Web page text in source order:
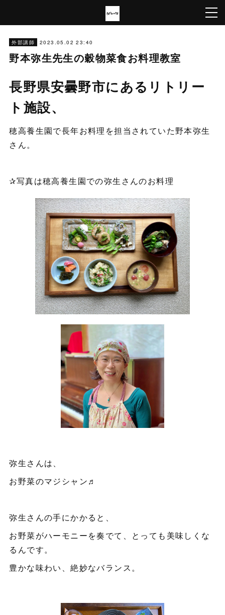
外部講師 2023.05.02 23:40
野本弥生先生の穀物菜食お料理教室
長野県安曇野市にあるリトリー
ト施設、
穂高養生園で長年お料理を担当されていた野本弥生
さん。
✰写真は穂高養生園での弥生さんのお料理
弥生さんは、
お野菜のマジシャン♬
弥生さんの手にかかると、
お野菜がハーモニーを奏でて、とっても美味しくな
るんです。
豊かな味わい、絶妙なバランス。